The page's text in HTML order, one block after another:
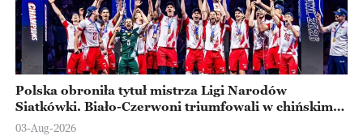
Polska obroniła tytuł mistrza Ligi Narodów
Siatkówki. Biało-Czerwoni triumfowali w chińskim
Ningbo
03-Aug-2026